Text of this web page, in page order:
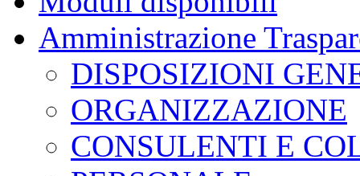
Amministrazione
DISPOSIZIONI
ORGANIZZAZIONE
CONSULENTI E